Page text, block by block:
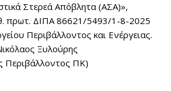
Στερεά Απόβλητα (ΑΣΑ)»,
πρωτ. ΔΙΠΑ 86621/5493/1-8-2025
Περιβάλλοντος και Ενέργειας.
Ξυλούρης
Περιβάλλοντος ΠΚ)